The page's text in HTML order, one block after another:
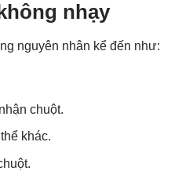
nhạy
nguyên nhân kể đến như:
chuột.
khác.